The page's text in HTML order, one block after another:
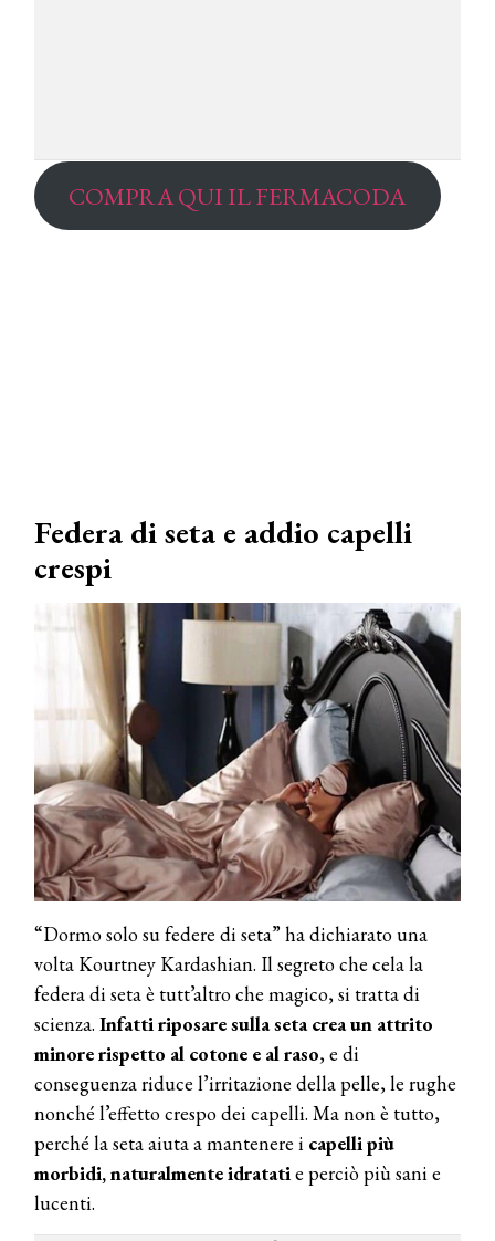
COMPRA QUI IL FERMACODA
Federa di seta e addio capelli
crespi
“Dormo solo su federe di seta” ha dichiarato una
volta Kourtney Kardashian. Il segreto che cela la
federa di seta è tutt’altro che magico, si tratta di
scienza. Infatti riposare sulla seta crea un attrito
minore rispetto al cotone e al raso, e di
conseguenza riduce l’irritazione della pelle, le rughe
nonché l’effetto crespo dei capelli. Ma non è tutto,
perché la seta aiuta a mantenere i capelli più
morbidi, naturalmente idratatie perciò più sani e
lucenti.